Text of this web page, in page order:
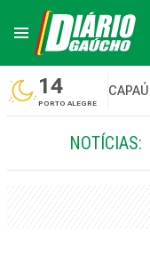
14
PORTO ALEGRE
CAPA
NOTÍCIAS: